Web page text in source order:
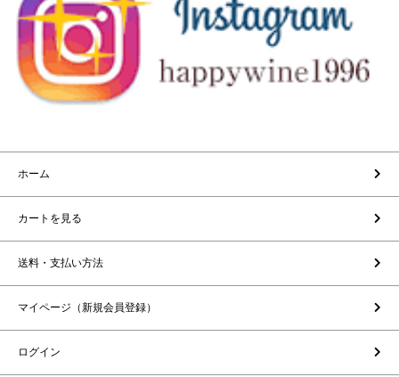
ホーム
カートを見る
送料・支払い方法
マイページ（新規会員登録）
ログイン